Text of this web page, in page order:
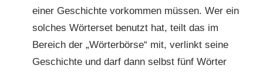
einer Geschichte vorkommen müssen. Wer ein
solches Wörterset benutzt hat, teilt das im
Bereich der „Wörterbörse“ mit, verlinkt seine
Geschichte und darf dann selbst fünf Wörter